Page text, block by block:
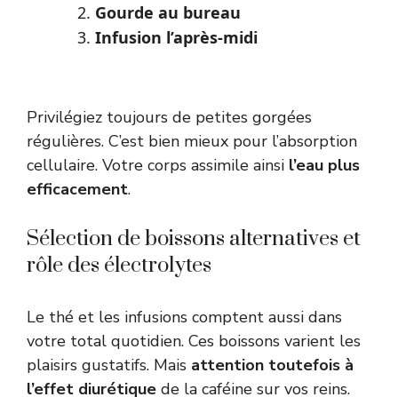
Gourde au bureau
Infusion l’après-midi
Privilégiez toujours de petites gorgées
régulières. C’est bien mieux pour l’absorption
cellulaire. Votre corps assimile ainsi l’eau plus
efficacement.
Sélection de boissons alternatives et
rôle des électrolytes
Le thé et les infusions comptent aussi dans
votre total quotidien. Ces boissons varient les
plaisirs gustatifs. Mais attention toutefois à
l’effet diurétique de la caféine sur vos reins.